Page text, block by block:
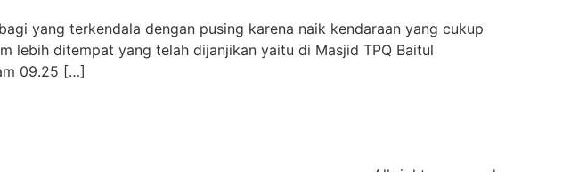
yang terkendala dengan pusing karena naik kendaraan yang cukup
lebih ditempat yang telah dijanjikan yaitu di Masjid TPQ Baitul
09.25 […]